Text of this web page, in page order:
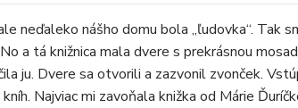
neďaleko nášho domu bola „ľudovka“. Tak
a tá knižnica mala dvere s prekrásnou
ju. Dvere sa otvorili a zazvonil zvonček.
Najviac mi zavoňala knižka od Márie